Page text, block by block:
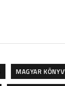
MAGYAR